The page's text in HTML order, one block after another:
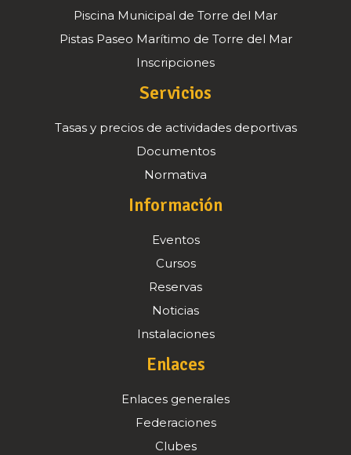
Piscina Municipal de Torre del Mar
Pistas Paseo Marítimo de Torre del Mar
Inscripciones
Servicios
Tasas y precios de actividades deportivas
Documentos
Normativa
Información
Eventos
Cursos
Reservas
Noticias
Instalaciones
Enlaces
Enlaces generales
Federaciones
Clubes